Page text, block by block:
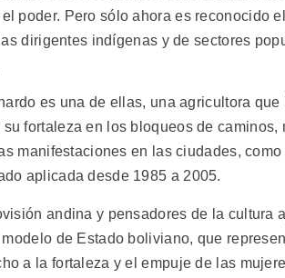
poder. Pero sólo ahora es reconocido
dirigentes indígenas y de sectores
es una de ellas, una agricultora
fortaleza en los bloqueos de caminos,
manifestaciones en las ciudades,
aplicada desde 1985 a 2005.
andina y pensadores de la cultura
de Estado boliviano, que
a la fortaleza y el empuje de las